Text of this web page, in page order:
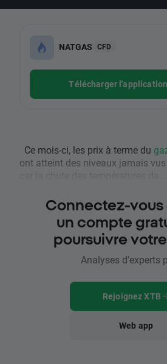
NATGAS CFD
Télécharger
Ce mois-ci, les prix à terme du
ont atteint des niveaux jamais
car la chute des températures da...
Connectez-vous
un compte
poursuivre
Analyses d’experts
Rejoignez XTB
Web app